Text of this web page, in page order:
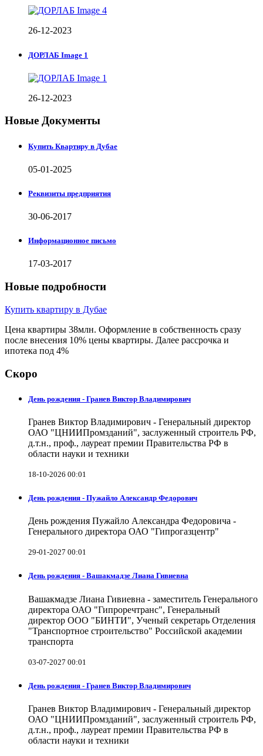
26-12-2023
ДОРЛАБ Image 1
26-12-2023
Новые Документы
Купить Квартиру в Дубае
05-01-2025
Реквизиты предприятия
30-06-2017
Информационное письмо
17-03-2017
Новые подробности
Купить квартиру в Дубае
Цена квартиры 38млн. Оформление в собственность сразу
после внесения 10% цены квартиры. Далее рассрочка и
ипотека под 4%
Скоро
День рождения - Гранев Виктор Владимирович
Гранев Виктор Владимирович - Генеральный директор
ОАО "ЦНИИПромзданий", заслуженный строитель РФ,
д.т.н., проф., лауреат премии Правительства РФ в
области науки и техники
18-10-2026 00:01
День рождения - Пужайло Александр Федорович
День рождения Пужайло Александра Федоровича -
Генерального директора ОАО "Гипрогазцентр"
29-01-2027 00:01
День рождения - Вашакмадзе Лиана Гивиевна
Вашакмадзе Лиана Гивиевна - заместитель Генерального
директора ОАО "Гипроречтранс", Генеральный
директор ООО "БИНТИ", Ученый секретарь Отделения
"Транспортное строительство" Российской академии
транспорта
03-07-2027 00:01
День рождения - Гранев Виктор Владимирович
Гранев Виктор Владимирович - Генеральный директор
ОАО "ЦНИИПромзданий", заслуженный строитель РФ,
д.т.н., проф., лауреат премии Правительства РФ в
области науки и техники